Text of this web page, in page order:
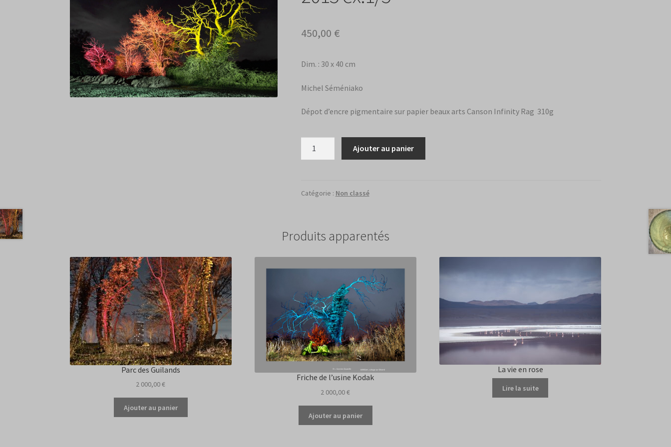
450,00 €
Dim. : 30 x 40 cm
Michel Séméniako
Dépot d’encre pigmentaire sur papier beaux arts Canson Infinity Rag 310g
haie
(Poitou),
2015
ex.1/5
Ajouter au panier
Catégorie : Non classé
Produits apparentés
Parc des Guilands
2 000,00€
Ajouter au panier
Friche de l’usine Kodak
2 000,00€
Ajouter au panier
La vie en rose
Lire la suite